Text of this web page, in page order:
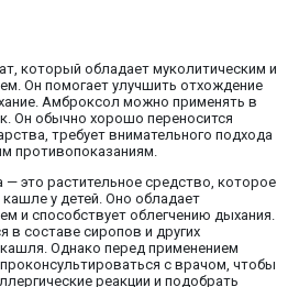
который обладает муколитическим и
Он помогает улучшить отхождение
Амброксол можно применять в
Он обычно хорошо переносится
требует внимательного подхода
противопоказаниям.
это растительное средство, которое
у детей. Оно обладает
и способствует облегчению дыхания.
в составе сиропов и других
Однако перед применением
с врачом, чтобы
реакции и подобрать